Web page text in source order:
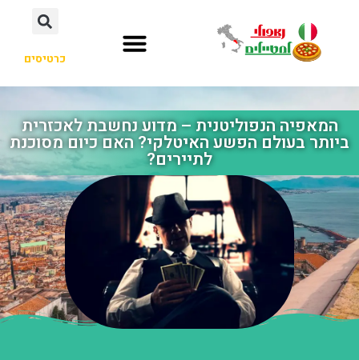
כרטיסים
המאפיה הנפוליטנית – מדוע נחשבת לאכזרית
ביותר בעולם הפשע האיטלקי? האם כיום מסוכנת
לתיירים?